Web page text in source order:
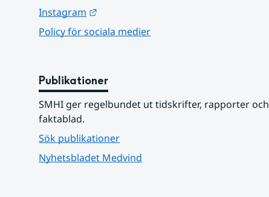
Instagram
Policy för sociala medier
Publikationer
SMHI ger regelbundet ut tidskrifter, rapporter och
faktablad.
Sök publikationer
Nyhetsbladet Medvind